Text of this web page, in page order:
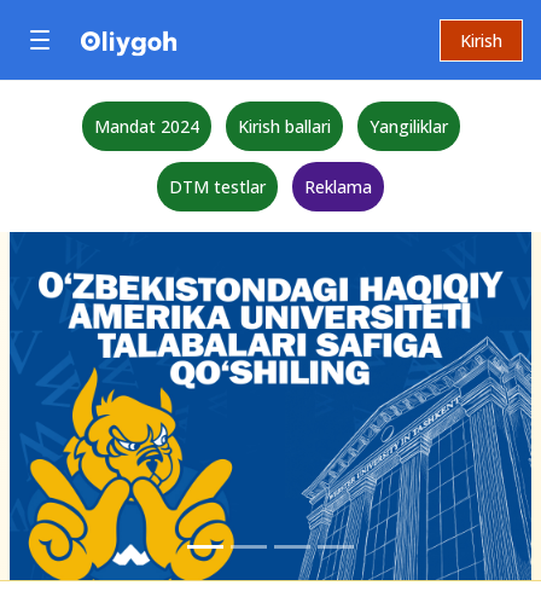
Kirish
Mandat 2024 Kirish ballari Yangiliklar
DTM testlar Reklama